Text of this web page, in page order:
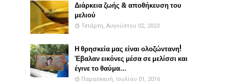
Διάρκεια ζωής & αποθήκευση του
μελιού
Τετάρτη, Αυγούστου 02, 2023
Η θρησκεία μας είναι ολοζώντανη!
Έβαλαν εικόνες μέσα σε μελίσσι και
έγινε το θαύμα...
Παρασκευή, Ιουλίου 01, 2016